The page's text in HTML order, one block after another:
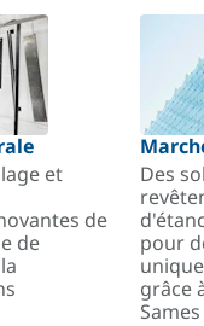
et
de
de
Des
pour
grâce
Sames